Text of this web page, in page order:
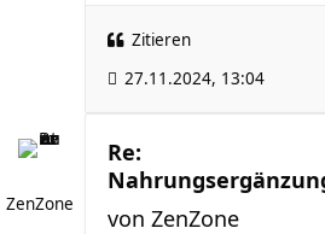
Zitieren
27.11.2024, 13:04
ZenZone
Re:
von ZenZone